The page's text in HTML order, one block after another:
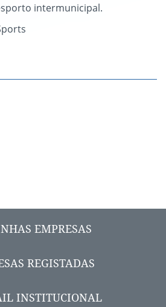
intermunicipal.
EMPRESAS
REGISTADAS
INSTITUCIONAL